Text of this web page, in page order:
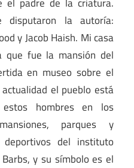
disputaron la autoría:
y Jacob Haish. Mi casa
fue la mansión del
en museo sobre el
el pueblo está
hombres en los
parques y
deportivos del instituto
y su símbolo es el